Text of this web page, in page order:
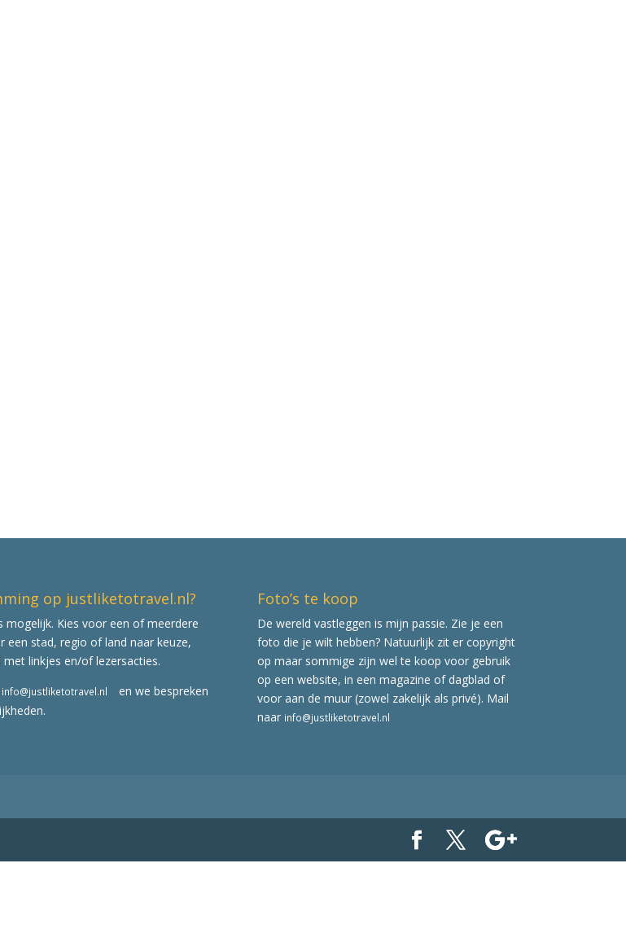
op justliketotravel.nl?
mogelijk. Kies voor een of meerdere
een stad, regio of land naar keuze,
met linkjes en/of lezersacties.
info@justliketotravel.nl
en we bespreken
Foto’s te koop
De wereld vastleggen is mijn passie. Zie je een
foto die je wilt hebben? Natuurlijk zit er copyright
op maar sommige zijn wel te koop voor gebruik
op een website, in een magazine of dagblad of
voor aan de muur (zowel zakelijk als privé). Mail
naar info@justliketotravel.nl